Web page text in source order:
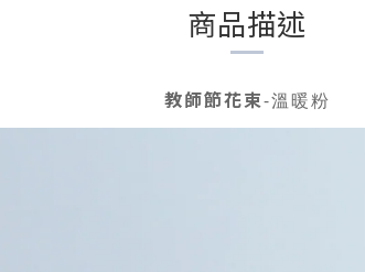
商品描述
教師節花束-溫暖粉